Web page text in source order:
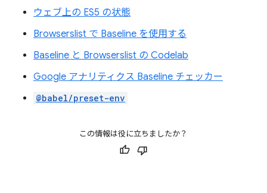
ウェブ上の ES5 の状態
Browserslist で Baseline を使用する
Baseline と Browserslist の Codelab
Google アナリティクス Baseline チェッカー
@babel/preset-env
この情報は役に立ちましたか？